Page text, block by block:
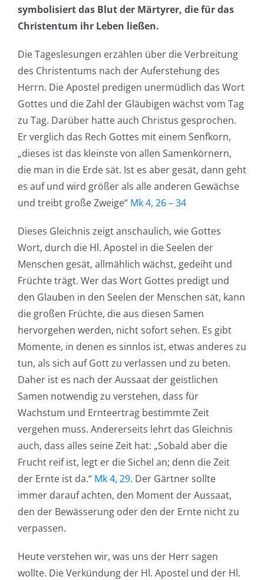
symbolisiert das Blut der Märtyrer, die für das
Christentum ihr Leben ließen.
Die Tageslesungen erzählen über die Verbreitung
des Christentums nach der Auferstehung des
Herrn. Die Apostel predigen unermüdlich das Wort
Gottes und die Zahl der Gläubigen wächst vom Tag
zu Tag. Darüber hatte auch Christus gesprochen.
Er verglich das Rech Gottes mit einem Senfkorn,
„dieses ist das kleinste von allen Samenkörnern,
die man in die Erde sät. Ist es aber gesät, dann geht
es auf und wird größer als alle anderen Gewächse
und treibt große Zweige“ Mk 4, 26 – 34
Dieses Gleichnis zeigt anschaulich, wie Gottes
Wort, durch die Hl. Apostel in die Seelen der
Menschen gesät, allmählich wächst, gedeiht und
Früchte trägt. Wer das Wort Gottes predigt und
den Glauben in den Seelen der Menschen sät, kann
die großen Früchte, die aus diesen Samen
hervorgehen werden, nicht sofort sehen. Es gibt
Momente, in denen es sinnlos ist, etwas anderes zu
tun, als sich auf Gott zu verlassen und zu beten.
Daher ist es nach der Aussaat der geistlichen
Samen notwendig zu verstehen, dass für
Wachstum und Ernteertrag bestimmte Zeit
vergehen muss. Andererseits lehrt das Gleichnis
auch, dass alles seine Zeit hat: „Sobald aber die
Frucht reif ist, legt er die Sichel an; denn die Zeit
der Ernte ist da.“ Mk 4, 29. Der Gärtner sollte
immer darauf achten, den Moment der Aussaat,
den der Bewässerung oder den der Ernte nicht zu
verpassen.
Heute verstehen wir, was uns der Herr sagen
wollte. Die Verkündung der Hl. Apostel und der Hl.